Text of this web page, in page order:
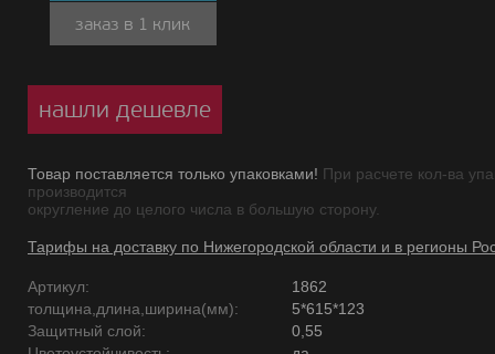
заказ в 1 клик
нашли дешевле
Товар поставляется только упаковками! При расчете кол-ва
производится
округление до целого числа в большую сторону.
Тарифы на доставку по Нижегородской области и в регионы
Артикул:
1862
толщина,длина,ширина(мм):
5*615*123
Защитный слой:
0,55